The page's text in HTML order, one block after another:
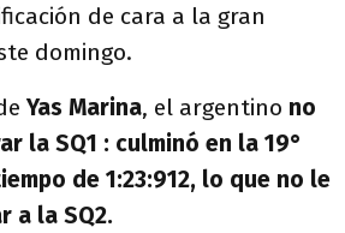
de cara a la gran
domingo.
Yas Marina, el argentino no
la SQ1 : culminó en la 19°
de 1:23:912, lo que no le
a la SQ2.